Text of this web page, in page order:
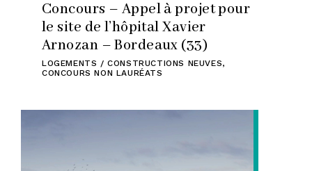
Concours – Appel à projet pour
le site de l’hôpital Xavier
Arnozan – Bordeaux (33)
LOGEMENTS / CONSTRUCTIONS NEUVES,
CONCOURS NON LAURÉATS